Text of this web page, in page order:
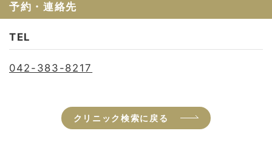
予約・連絡先
TEL
042-383-8217
クリニック検索に戻る